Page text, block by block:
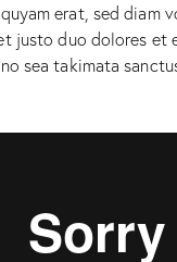
erat, sed diam
justo duo dolores et
sea takimata